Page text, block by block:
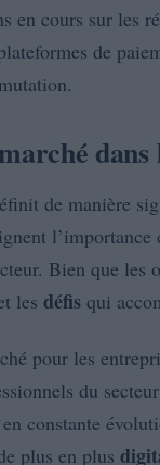
en cours sur les
de
de manière
l’importance
Bien que les
les défis qui
pour les
du
constante
plus en plus